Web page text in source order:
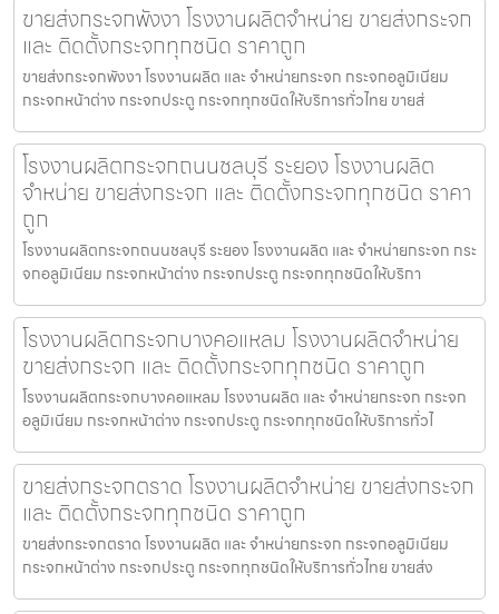
ขายส่งกระจกพังงา โรงงานผลิตจำหน่าย ขายส่งกระจก
และ ติดตั้งกระจกทุกชนิด ราคาถูก
ขายส่งกระจกพังงา โรงงานผลิต และ จำหน่ายกระจก กระจกอลูมิเนียม
กระจกหน้าต่าง กระจกประตู กระจกทุกชนิดให้บริการทั่วไทย ขายส่
โรงงานผลิตกระจกถนนชลบุรี ระยอง โรงงานผลิต
จำหน่าย ขายส่งกระจก และ ติดตั้งกระจกทุกชนิด ราคา
ถูก
โรงงานผลิตกระจกถนนชลบุรี ระยอง โรงงานผลิต และ จำหน่ายกระจก กระ
จกอลูมิเนียม กระจกหน้าต่าง กระจกประตู กระจกทุกชนิดให้บริกา
โรงงานผลิตกระจกบางคอแหลม โรงงานผลิตจำหน่าย
ขายส่งกระจก และ ติดตั้งกระจกทุกชนิด ราคาถูก
โรงงานผลิตกระจกบางคอแหลม โรงงานผลิต และ จำหน่ายกระจก กระจก
อลูมิเนียม กระจกหน้าต่าง กระจกประตู กระจกทุกชนิดให้บริการทั่วไ
ขายส่งกระจกตราด โรงงานผลิตจำหน่าย ขายส่งกระจก
และ ติดตั้งกระจกทุกชนิด ราคาถูก
ขายส่งกระจกตราด โรงงานผลิต และ จำหน่ายกระจก กระจกอลูมิเนียม
กระจกหน้าต่าง กระจกประตู กระจกทุกชนิดให้บริการทั่วไทย ขายส่ง